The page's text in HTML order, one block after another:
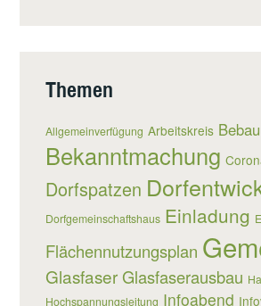
Themen
Allgemeinverfügung Arbeitskreis
Bekanntmachung
Dorfspatzen
Dorfgemeinschaftshaus Einladung
Flächennutzungsplan
Glasfaser Glasfaserausbau
Hochspannungsleitung Infoabend